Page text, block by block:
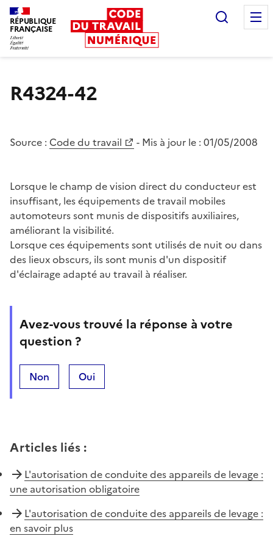
RÉPUBLIQUE
FRANÇAISE
R4324-42
Source : Code du travail - Mis à jour le : 01/05/2008
Lorsque le champ de vision direct du conducteur est
insuffisant, les équipements de travail mobiles
automoteurs sont munis de dispositifs auxiliaires,
améliorant la visibilité.
Lorsque ces équipements sont utilisés de nuit ou dans
des lieux obscurs, ils sont munis d'un dispositif
d'éclairage adapté au travail à réaliser.
Avez-vous trouvé la réponse à votre
question ?
Non Oui
Articles liés :
L'autorisation de conduite des appareils de levage :
une autorisation obligatoire
L'autorisation de conduite des appareils de levage :
en savoir plus